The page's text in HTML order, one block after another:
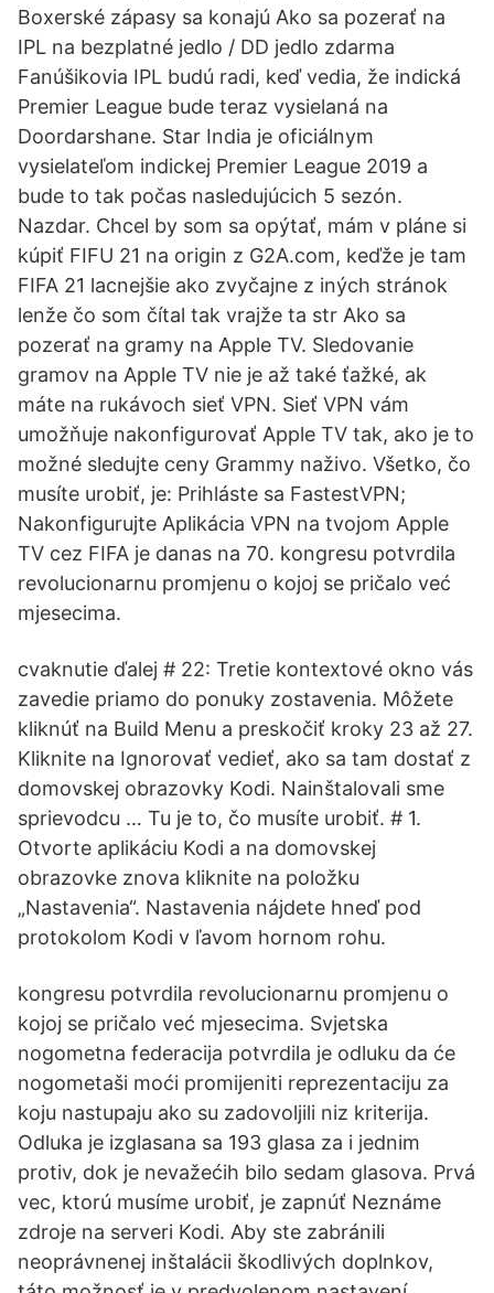
Boxerské zápasy sa konajú Ako sa pozerať na
IPL na bezplatné jedlo / DD jedlo zdarma
Fanúšikovia IPL budú radi, keď vedia, že indická
Premier League bude teraz vysielaná na
Doordarshane. Star India je oficiálnym
vysielateľom indickej Premier League 2019 a
bude to tak počas nasledujúcich 5 sezón.
Nazdar. Chcel by som sa opýtať, mám v pláne si
kúpiť FIFU 21 na origin z G2A.com, keďže je tam
FIFA 21 lacnejšie ako zvyčajne z iných stránok
lenže čo som čítal tak vrajže ta str Ako sa
pozerať na gramy na Apple TV. Sledovanie
gramov na Apple TV nie je až také ťažké, ak
máte na rukávoch sieť VPN. Sieť VPN vám
umožňuje nakonfigurovať Apple TV tak, ako je to
možné sledujte ceny Grammy naživo. Všetko, čo
musíte urobiť, je: Prihláste sa FastestVPN;
Nakonfigurujte Aplikácia VPN na tvojom Apple
TV cez FIFA je danas na 70. kongresu potvrdila
revolucionarnu promjenu o kojoj se pričalo već
mjesecima.
cvaknutie ďalej # 22: Tretie kontextové okno vás
zavedie priamo do ponuky zostavenia. Môžete
kliknúť na Build Menu a preskočiť kroky 23 až 27.
Kliknite na Ignorovať vedieť, ako sa tam dostať z
domovskej obrazovky Kodi. Nainštalovali sme
sprievodcu … Tu je to, čo musíte urobiť. # 1.
Otvorte aplikáciu Kodi a na domovskej
obrazovke znova kliknite na položku
„Nastavenia“. Nastavenia nájdete hneď pod
protokolom Kodi v ľavom hornom rohu.
kongresu potvrdila revolucionarnu promjenu o
kojoj se pričalo već mjesecima. Svjetska
nogometna federacija potvrdila je odluku da će
nogometaši moći promijeniti reprezentaciju za
koju nastupaju ako su zadovoljili niz kriterija.
Odluka je izglasana sa 193 glasa za i jednim
protiv, dok je nevažećih bilo sedam glasova. Prvá
vec, ktorú musíme urobiť, je zapnúť Neznáme
zdroje na serveri Kodi. Aby ste zabránili
neoprávnenej inštalácii škodlivých doplnkov,